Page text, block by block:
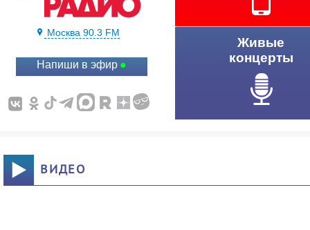
Москва 90.3 FM
Напиши в эфир
Живые
концерты
ВИДЕО